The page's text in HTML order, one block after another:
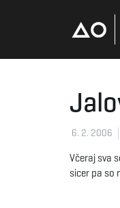
6. 2. 2006
Včeraj sva
sicer pa so